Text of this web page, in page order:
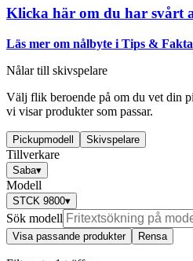
Klicka här om du har svårt
Läs mer om nålbyte i Tips & Fakta
Nålar till skivspelare
Välj flik beroende på om du vet din
vi visar produkter som passar.
Pickupmodell Skivspelare
Tillverkare
Saba▾
Modell
STCK 9800▾
Sök modell
Visa passande produkter Rensa